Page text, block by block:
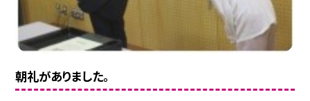
朝礼がありました。